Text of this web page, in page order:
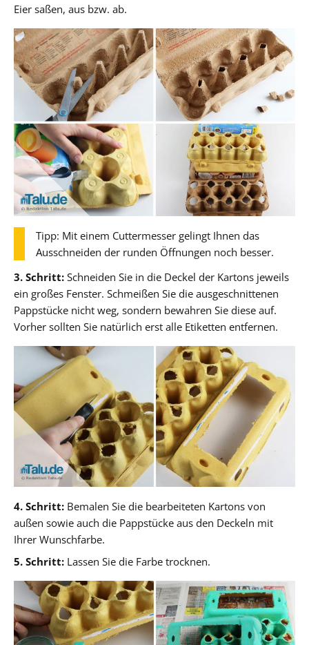
Eier saßen, aus bzw. ab.
Tipp: Mit einem Cuttermesser gelingt Ihnen das
Ausschneiden der runden Öffnungen noch besser.
3. Schritt: Schneiden Sie in die Deckel der Kartons jeweils
ein großes Fenster. Schmeißen Sie die ausgeschnittenen
Pappstücke nicht weg, sondern bewahren Sie diese auf.
Vorher sollten Sie natürlich erst alle Etiketten entfernen.
4. Schritt: Bemalen Sie die bearbeiteten Kartons von
außen sowie auch die Pappstücke aus den Deckeln mit
Ihrer Wunschfarbe.
5. Schritt: Lassen Sie die Farbe trocknen.